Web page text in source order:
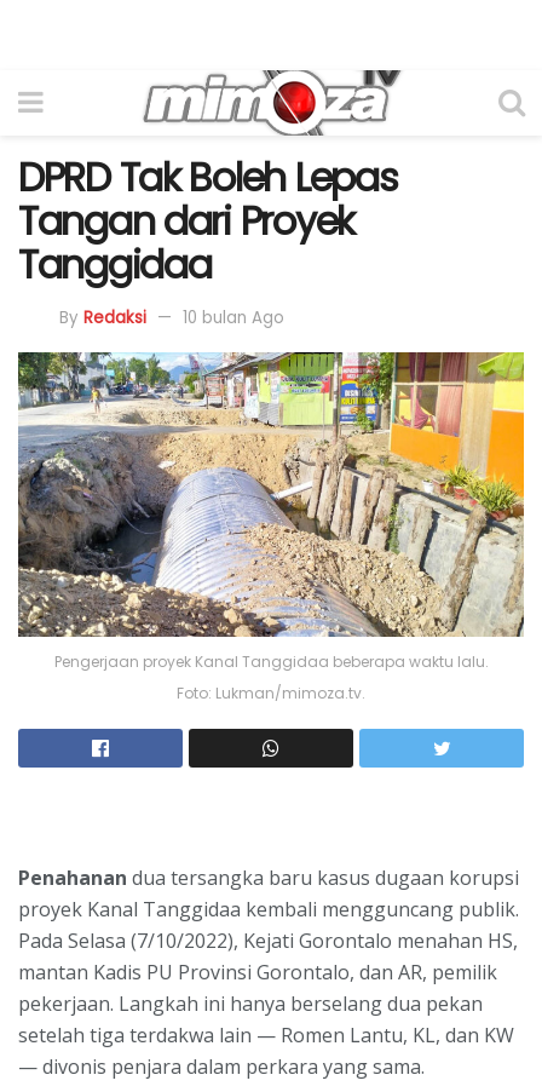
DPRD Tak Boleh Lepas
Tangan dari Proyek
Tanggidaa
By Redaksi 10 bulan Ago
Pengerjaan proyek Kanal Tanggidaa beberapa waktu lalu.
Foto: Lukman/mimoza.tv.
Penahanan dua tersangka baru kasus dugaan korupsi
proyek Kanal Tanggidaa kembali mengguncang publik.
Pada Selasa (7/10/2022), Kejati Gorontalo menahan HS,
mantan Kadis PU Provinsi Gorontalo, dan AR, pemilik
pekerjaan. Langkah ini hanya berselang dua pekan
setelah tiga terdakwa lain — Romen Lantu, KL, dan KW
— divonis penjara dalam perkara yang sama.